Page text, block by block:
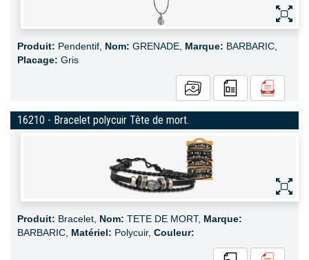
Produit: Pendentif, Nom: GRENADE, Marque: BARBARIC,
Placage: Gris
16210 - Bracelet polycuir Tête de mort.
Produit: Bracelet, Nom: TETE DE MORT, Marque:
BARBARIC, Matériel: Polycuir, Couleur: